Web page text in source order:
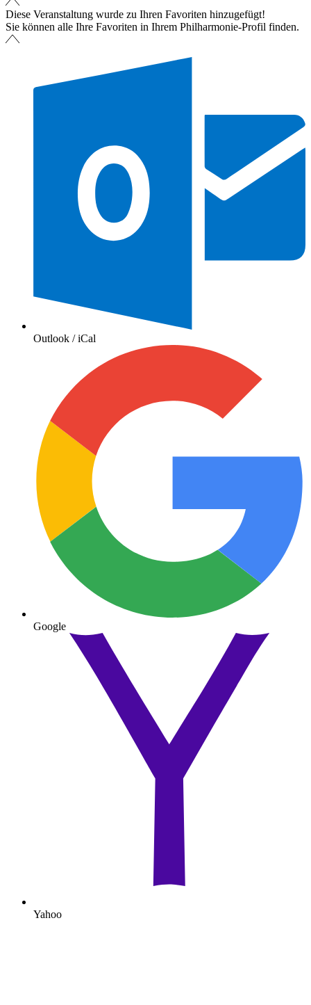
Diese Veranstaltung wurde zu Ihren Favoriten hinzugefügt!
Sie können alle Ihre Favoriten in Ihrem Philharmonie-Profil finden.
Outlook / iCal
Google
Yahoo